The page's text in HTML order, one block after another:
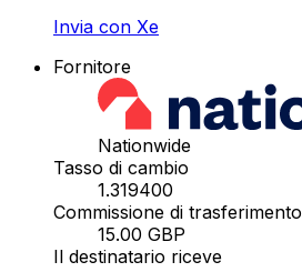
Invia con Xe
Fornitore
Nationwide
Tasso di cambio
1.319400
Commissione di trasferimento
15.00 GBP
Il destinatario riceve